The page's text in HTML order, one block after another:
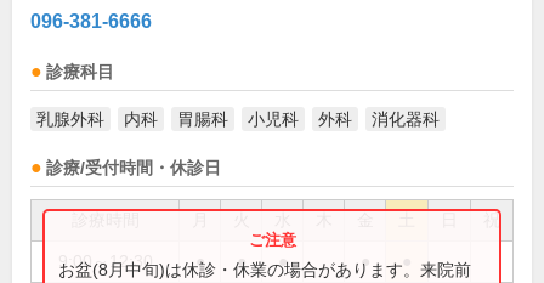
096-381-6666
診療科目
乳腺外科 内科 胃腸科 小児科 外科 消化器科
診療/受付時間・休診日
祝
9:00～12:30 ● ● ● ●
お盆(8月中旬)は休診・休業の場合があります。来院前